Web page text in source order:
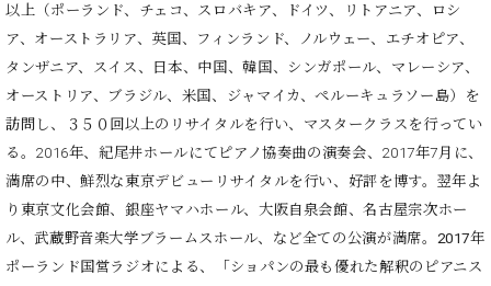
(調
律)
師
紹
介
調
律
料
金
表
以上（ポーランド、チェコ、スロバキア、ドイツ、リトアニア、ロシ
ア、オーストラリア、英国、フィンランド、ノルウェー、エチオピア、
タンザニア、スイス、日本、中国、韓国、シンガポール、マレーシア、
オーストリア、ブラジル、米国、ジャマイカ、ペルーキュラソー島）を
訪問し、３５０回以上のリサイタルを行い、マスタークラスを行ってい
る。2016年、紀尾井ホールにてピアノ協奏曲の演奏会、2017年7月に、
満席の中、鮮烈な東京デビューリサイタルを行い、好評を博す。翌年よ
り東京文化会館、銀座ヤマハホール、大阪自泉会館、名古屋宗次ホー
ル、武蔵野音楽大学ブラームスホール、など全ての公演が満席。 2017年
ポーランド国営ラジオによる、「ショパンの最も優れた解釈のピアニス